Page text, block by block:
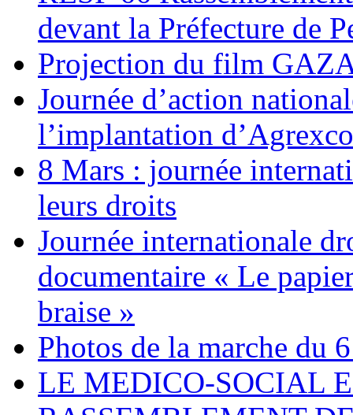
devant la Préfecture de
Projection du film
Journée d’action
l’implantation d’Agrexco
8 Mars : journée
leurs droits
Journée internationale
documentaire « Le
braise »
Photos de la marche du
LE MEDICO-SOCIAL